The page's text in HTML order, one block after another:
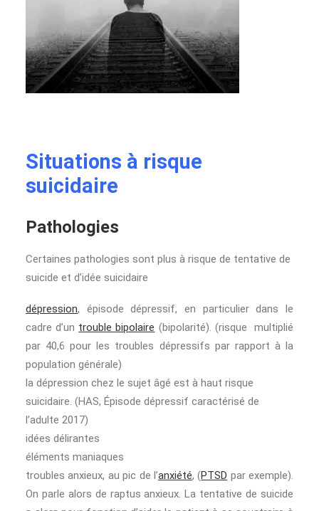
Situations à risque
suicidaire
Pathologies
Certaines pathologies sont plus à risque de tentative de
suicide et d’idée suicidaire
dépression, épisode dépressif, en particulier dans le
cadre d’un trouble bipolaire (bipolarité). (risque multiplié
par 40,6 pour les troubles dépressifs par rapport à la
population générale)
la dépression chez le sujet âgé est à haut risque
suicidaire. (HAS, Épisode dépressif caractérisé de
l’adulte 2017)
idées délirantes
éléments maniaques
troubles anxieux, au pic de l’anxiété, (PTSD par exemple).
On parle alors de raptus anxieux. La tentative de suicide